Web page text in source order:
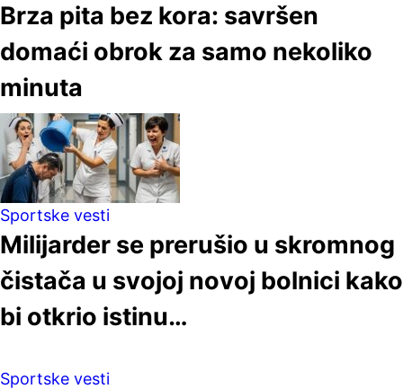
Brza pita bez kora: savršen
domaći obrok za samo nekoliko
minuta
Sportske vesti
Milijarder se prerušio u skromnog
čistača u svojoj novoj bolnici kako
bi otkrio istinu…
Sportske vesti